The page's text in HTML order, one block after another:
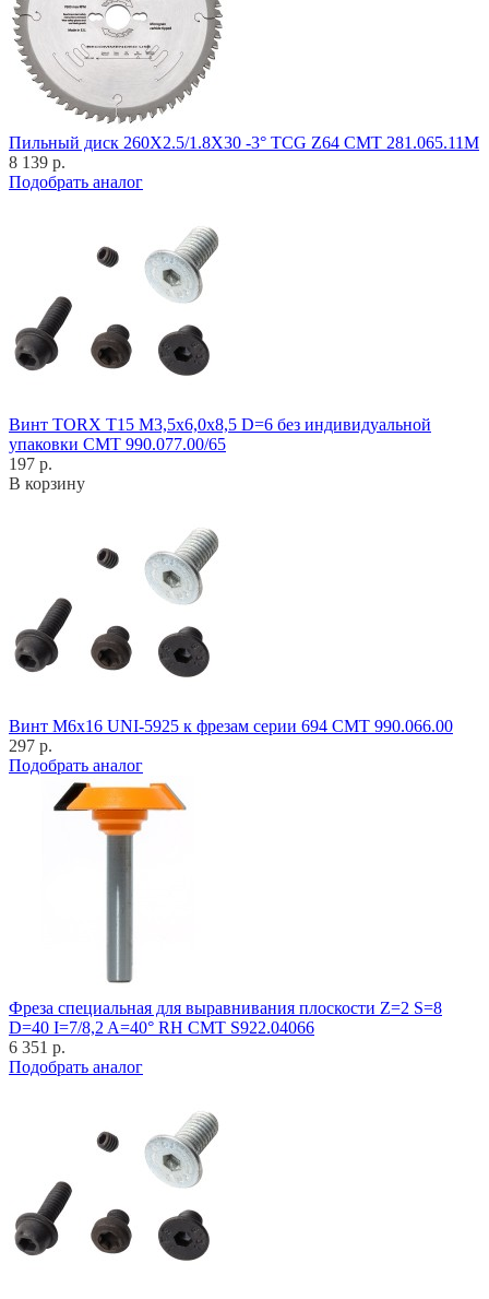
Пильный диск 260X2.5/1.8X30 -3° TCG Z64 CMT 281.065.11M
8 139 р.
Подобрать аналог
Винт TORX T15 M3,5x6,0x8,5 D=6 без индивидуальной
упаковки CMT 990.077.00/65
197 р.
В корзину
Винт M6x16 UNI-5925 к фрезам серии 694 CMT 990.066.00
297 р.
Подобрать аналог
Фреза специальная для выравнивания плоскости Z=2 S=8
D=40 I=7/8,2 A=40° RH CMT S922.04066
6 351 р.
Подобрать аналог